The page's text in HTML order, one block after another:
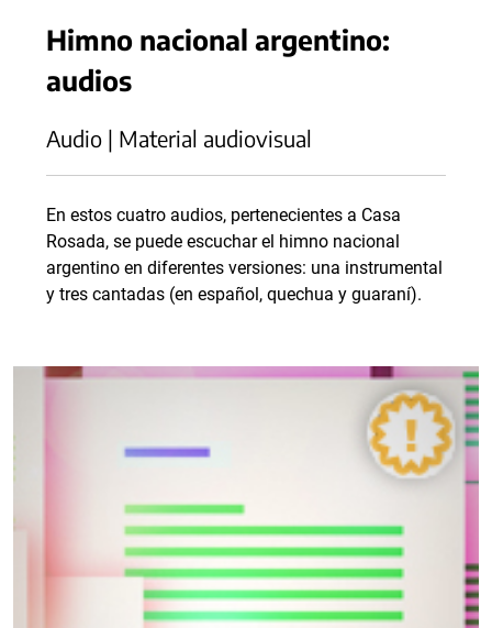
Himno nacional argentino:
audios
Audio | Material audiovisual
En estos cuatro audios, pertenecientes a Casa
Rosada, se puede escuchar el himno nacional
argentino en diferentes versiones: una instrumental
y tres cantadas (en español, quechua y guaraní).